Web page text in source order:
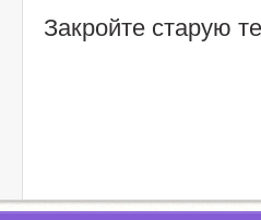
Закройте старую